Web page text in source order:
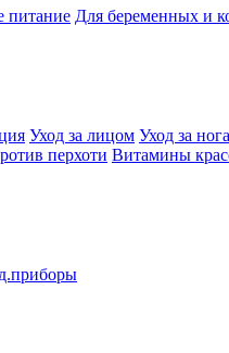
питание Для беременных и
Уход за лицом Уход за
перхоти Витамины